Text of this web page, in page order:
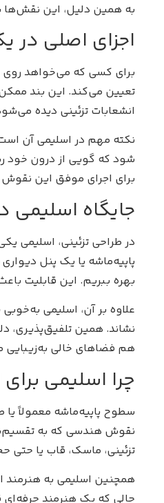
به همین دلیل، این نقش‌ها
اجزای اصلی در
برای کسی که می‌خواهد روی
تعیین می‌کند. این بند
انشعابات تزئینی دیده
نکته مهم در اسلیمی آن
شود که گویی از درون
برای اجرای موفق این نقوش
جایگاه اسلیمی
در طراحی تزئینی، اسلیمی
پاپیه‌ماشه یا یک پنل
بهره ببریم. این قابلیت
علاوه بر آن، اسلیمی
نشاند. همین تلفیق‌پذیری،
هم فضاهای خالی
چرا اسلیمی
سطوح پاپیه‌ماشه معمولاً
نقوش هندسی که به
تزئینی، ماسک، قاب یا حتی
همچنین اسلیمی به هنرمند
حالی که یک هنرمند